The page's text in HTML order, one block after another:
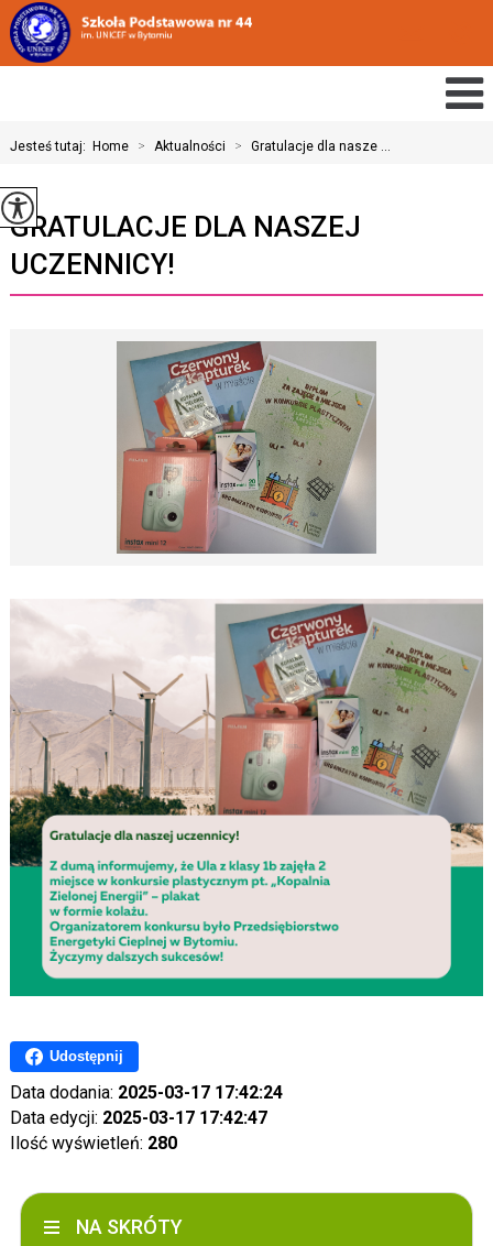
Jesteś tutaj: Home > Aktualności > Gratulacje dla nasze ...
GRATULACJE DLA NASZEJ
UCZENNICY!
Udostępnij
Data dodania: 2025-03-17 17:42:24
Data edycji: 2025-03-17 17:42:47
Ilość wyświetleń: 280
NA SKRÓTY